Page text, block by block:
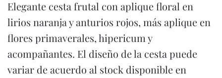
Elegante cesta frutal con aplique floral en
lirios naranja y anturios rojos, más aplique en
flores primaverales, hipericum y
acompañantes. El diseño de la cesta puede
variar de acuerdo al stock disponible en